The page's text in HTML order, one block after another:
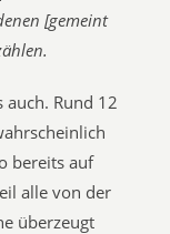
[gemeint
auch. Rund 12
bereits auf
alle von der
überzeugt